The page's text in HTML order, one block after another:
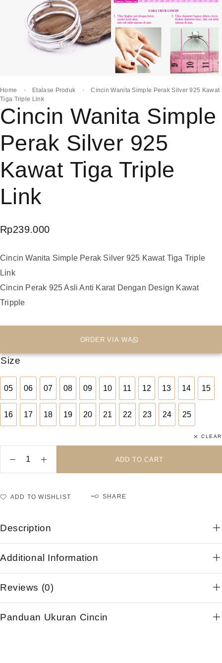
Home Etalase Produk
Cincin Wanita Simple Perak Silver 925 Kawat
Tiga Triple Link
Cincin Wanita Simple
Perak Silver 925
Kawat Tiga Triple
Link
Rp239.000
Cincin Wanita Simple Perak Silver 925 Kawat Tiga Triple
Link
Cincin Perak 925 Asli Anti Karat Dengan Design Kawat
Tripple
ORDER VIA WA
Size
05
05
06
06
07
07
08
08
09
09
10
10
11
11
12
12
13
13
14
14
15
15
16
16
17
17
18
18
19
19
20
20
21
21
22
22
23
23
24
24
25
25
CLEAR
ADD TO CART
ADD TO WISHLIST SHARE
Description
Additional Information
Reviews (0)
Panduan Ukuran Cincin